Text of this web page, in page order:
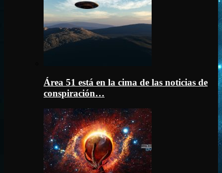
Área 51 está en la cima de las noticias de
conspiración…